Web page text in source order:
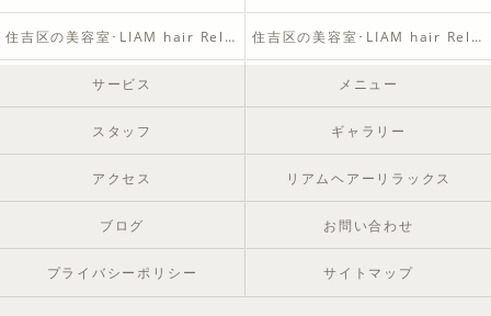
住吉区の美容室･LIAM hair Relaxの評判 住吉区の美容室･LIAM hair Relaxのお客様の声
サービス メニュー
スタッフ ギャラリー
アクセス リアムヘアーリラックス
ブログ お問い合わせ
プライバシーポリシー サイトマップ